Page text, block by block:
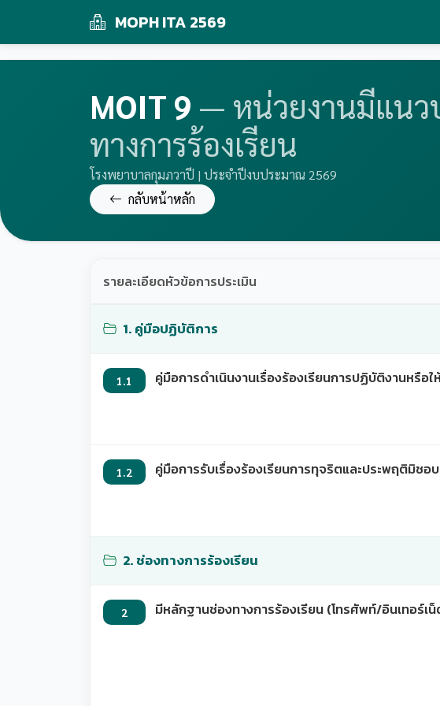
MOPH ITA 2569
MOIT 9 — หน่วยงานมีแนว
ทางการร้องเรียน
โรงพยาบาลกุมภวาปี | ประจำปีงบประมาณ 2569
กลับหน้าหลัก
รายละเอียดหัวข้อการประเมิน
1. คู่มือปฏิบัติการ
1.1 คู่มือการดำเนินงานเรื่องร้องเรียนการปฏิบัติงานหรื
1.2 คู่มือการรับเรื่องร้องเรียนการทุจริตและประพฤติมิช
2. ช่องทางการร้องเรียน
2 มีหลักฐานช่องทางการร้องเรียน (โทรศัพท์/อินเทอ